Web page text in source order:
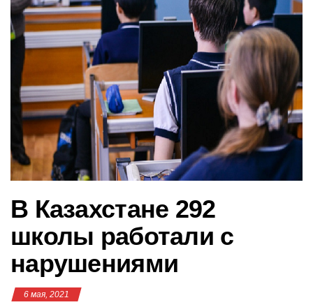
а
ц
и
В Казахстане 292
школы работали с
нарушениями
6 мая, 2021